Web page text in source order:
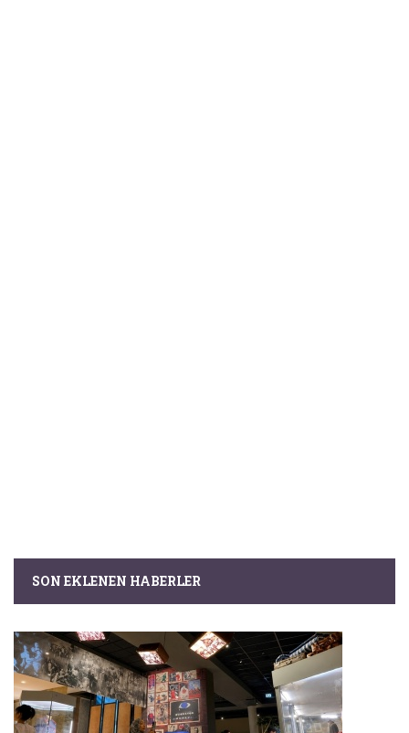
SON EKLENEN HABERLER